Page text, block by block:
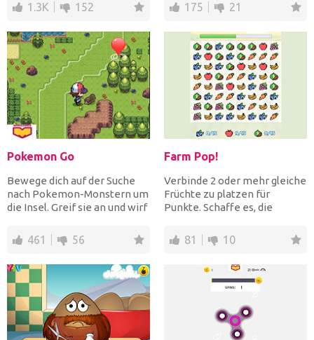
1.3K 152 175 21
Pokemon Go
Bewege dich auf der Suche
nach Pokemon-Monstern um
die Insel. Greif sie an und wirf
461 56
Farm Pop!
Verbinde 2 oder mehr gleiche
Früchte zu platzen für
Punkte. Schaffe es, die
81 10